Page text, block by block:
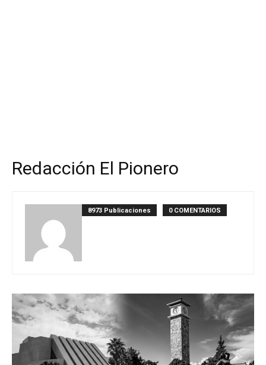
Redacción El Pionero
8973 Publicaciones 0 COMENTARIOS